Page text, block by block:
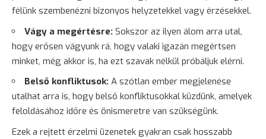
félünk szembenézni bizonyos helyzetekkel vagy érzésekkel.
Vágy a megértésre: Sokszor az ilyen álom arra utal,
hogy erősen vágyunk rá, hogy valaki igazán megértsen
minket, még akkor is, ha ezt szavak nélkül próbáljuk elérni.
Belső konfliktusok: A szótlan ember megjelenése
utalhat arra is, hogy belső konfliktusokkal küzdünk, amelyek
feloldásához időre és önismeretre van szükségünk.
Ezek a rejtett érzelmi üzenetek gyakran csak hosszabb